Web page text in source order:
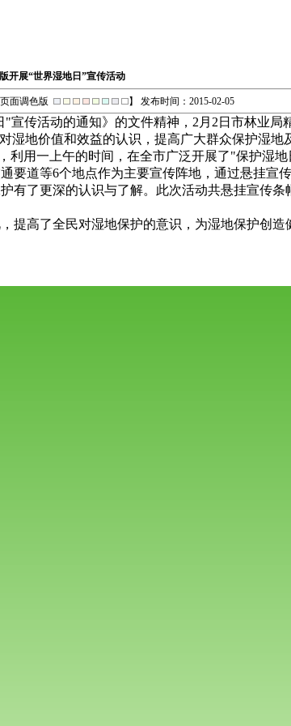
开展“世界湿地日”宣传活动
面调色版 】发布时间：2015-02-05
传活动的通知》的文件精神，2月2日市林业局
地价值和效益的认识，提高广大群众保护湿地
用一上午的时间，在全市广泛开展了"保护湿地
要道等6个地点作为主要宣传阵地，通过悬挂宣
有了更深的认识与了解。此次活动共悬挂宣传条
高了全民对湿地保护的意识，为湿地保护创造